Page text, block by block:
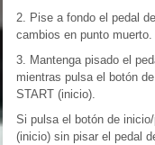
2. Pise a fondo el pedal
cambios en punto muerto.
3. Mantenga pisado el
mientras pulsa el botón
START (inicio).
Si pulsa el botón de
(inicio) sin pisar el pedal